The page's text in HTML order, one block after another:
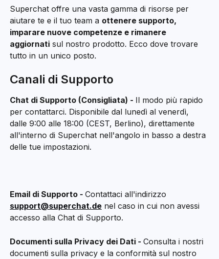
Superchat offre una vasta gamma di risorse per
aiutare te e il tuo team a ottenere supporto,
imparare nuove competenze e rimanere
aggiornati sul nostro prodotto. Ecco dove trovare
tutto in un unico posto.
Canali di Supporto
Chat di Supporto (Consigliata) - Il modo più rapido
per contattarci. Disponibile dal lunedì al venerdì,
dalle 9:00 alle 18:00 (CEST, Berlino), direttamente
all'interno di Superchat nell'angolo in basso a destra
delle tue impostazioni.
Email di Supporto - Contattaci all'indirizzo
support@superchat.de nel caso in cui non avessi
accesso alla Chat di Supporto.
Documenti sulla Privacy dei Dati - Consulta i nostri
documenti sulla privacy e la conformità sul nostro